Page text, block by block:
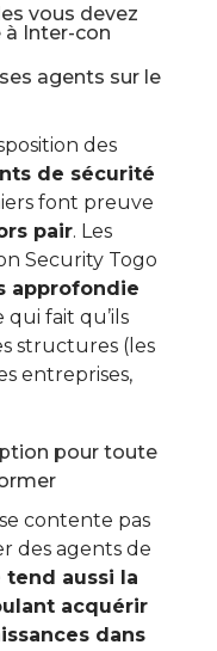
vous devez
Inter-con
agents sur le
des
de sécurité
font preuve
pair. Les
Security Togo
approfondie
qui fait qu’ils
structures (les
entreprises,
pour toute
contente pas
des agents de
tend aussi la
acquérir
dans